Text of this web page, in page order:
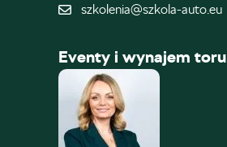
szkolenia@szkola-auto.eu
Eventy i wynajem toru